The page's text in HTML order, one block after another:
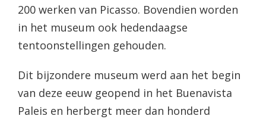
200 werken van Picasso. Bovendien worden
in het museum ook hedendaagse
tentoonstellingen gehouden.
Dit bijzondere museum werd aan het begin
van deze eeuw geopend in het Buenavista
Paleis en herbergt meer dan honderd